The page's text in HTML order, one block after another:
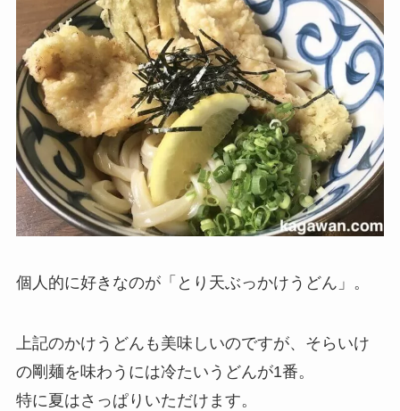
個人的に好きなのが「とり天ぶっかけうどん」。
上記のかけうどんも美味しいのですが、そらいけ
の剛麺を味わうには冷たいうどんが1番。
特に夏はさっぱりいただけます。